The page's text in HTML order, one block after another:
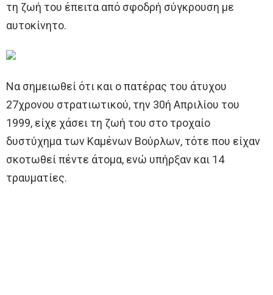
τη ζωή του έπειτα από σφοδρή σύγκρουση με
αυτοκίνητο.
Να σημειωθεί ότι και ο πατέρας του άτυχου
27χρονου στρατιωτικού, την 30ή Απριλίου του
1999, είχε χάσει τη ζωή του στο τροχαίο
δυστύχημα των Καμένων Βούρλων, τότε που είχαν
σκοτωθεί πέντε άτομα, ενώ υπήρξαν και 14
τραυματίες.